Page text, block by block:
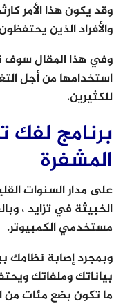
وقد يكون هذا الأمر
والأفراد الذين
وفي هذا المقال سوف
استخدامها من أجل
للكثيرين.
برنامج لفك
المشفرة
على مدار السنوات
الخبيثة في تزايد ،
مستخدمي الكمبيوتر.
وبمجرد إصابة نظامك
بياناتك وملفاتك
ما تكون بضع مئات من